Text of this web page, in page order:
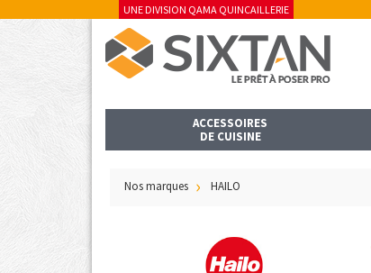
UNE DIVISION QAMA QUINCAILLERIE
ACCESSOIRES
DE CUISINE
Nos marques HAILO